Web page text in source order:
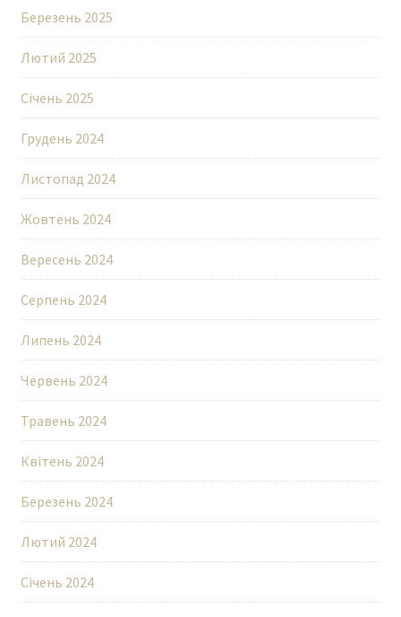
Березень 2025
Лютий 2025
Січень 2025
Грудень 2024
Листопад 2024
Жовтень 2024
Вересень 2024
Серпень 2024
Липень 2024
Червень 2024
Травень 2024
Квітень 2024
Березень 2024
Лютий 2024
Січень 2024